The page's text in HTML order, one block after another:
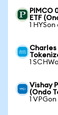
PIMCO
ETF
1
Charles
1
Vishay
(Ondo
1